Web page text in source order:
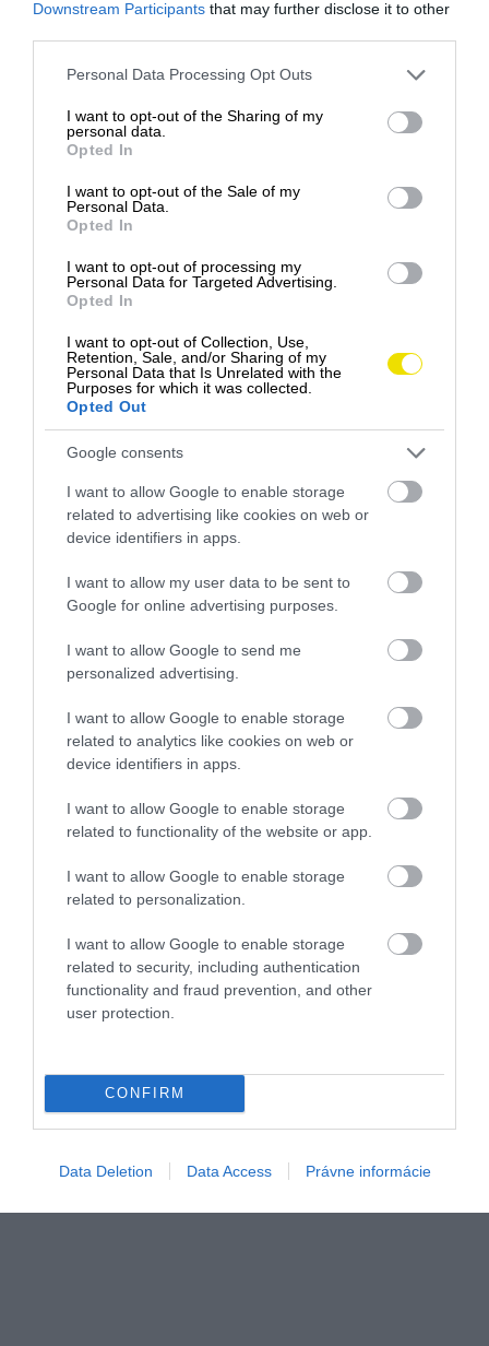
Downstream Participants that may further disclose it to other
Please note that this website/app uses one or more Google
not limited to your visit or usage behaviour. You may click to
grant or deny consent to Google and its third-party tags to
use your data for below specified purposes in below Google
consent section.
Personal Data Processing Opt Outs
I want to opt-out of the Sharing of my
personal data.
Opted In
I want to opt-out of the Sale of my
Personal Data.
Opted In
I want to opt-out of processing my
Personal Data for Targeted Advertising.
Opted In
I want to opt-out of Collection, Use,
Retention, Sale, and/or Sharing of my
Personal Data that Is Unrelated with the
Purposes for which it was collected.
Opted Out
Google consents
I want to allow Google to enable storage
related to advertising like cookies on web or
device identifiers in apps.
I want to allow my user data to be sent to
Google for online advertising purposes.
I want to allow Google to send me
personalized advertising.
I want to allow Google to enable storage
related to analytics like cookies on web or
device identifiers in apps.
I want to allow Google to enable storage
related to functionality of the website or app.
I want to allow Google to enable storage
related to personalization.
I want to allow Google to enable storage
related to security, including authentication
functionality and fraud prevention, and other
user protection.
CONFIRM
Data Deletion Data Access Právne informácie
pre neskorú jeseň?
dni s jemným slnkom a bezvetrím, ktoré…
SLOVENSKO
Viete, aký je najčastejší názov mesta na svete?
Podľa štúdie z roku 2020 je na našej planéte
približne 10 000 miest všetkých veľkostí. Hoci